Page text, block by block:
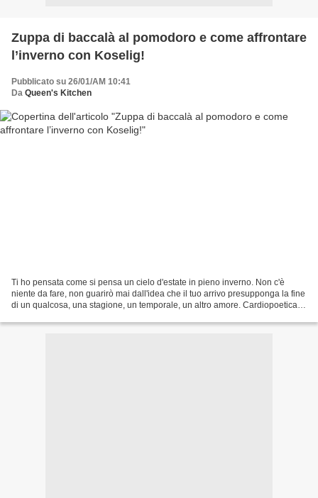
Zuppa di baccalà al pomodoro e come affrontare
l’inverno con Koselig!
Pubblicato su 26/01/AM 10:41
Da Queen's Kitchen
Ti ho pensata come si pensa un cielo d'estate in pieno inverno. Non c'è
niente da fare, non guarirò mai dall'idea che il tuo arrivo presupponga la fine
di un qualcosa, una stagione, un temporale, un altro amore. Cardiopoetica